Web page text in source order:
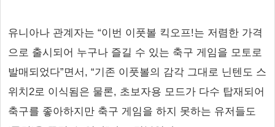
유니아나 관계자는 “이번 이풋볼 킥오프!는 저렴한 가격
으로 출시되어 누구나 즐길 수 있는 축구 게임을 모토로
발매되었다”면서, “기존 이풋볼의 감각 그대로 닌텐도 스
위치2로 이식됨은 물론, 초보자용 모드가 다수 탑재되어
축구를 좋아하지만 축구 게임을 하지 못하는 유저들도